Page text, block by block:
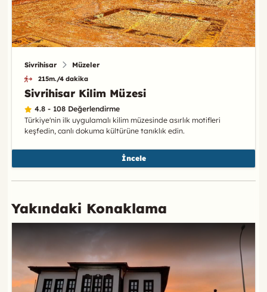
Sivrihisar Müzeler
215m./4 dakika
Sivrihisar Kilim Müzesi
4.8 - 108 Değerlendirme
Türkiye'nin ilk uygulamalı kilim müzesinde asırlık motifleri
keşfedin, canlı dokuma kültürüne tanıklık edin.
İncele
Yakındaki Konaklama